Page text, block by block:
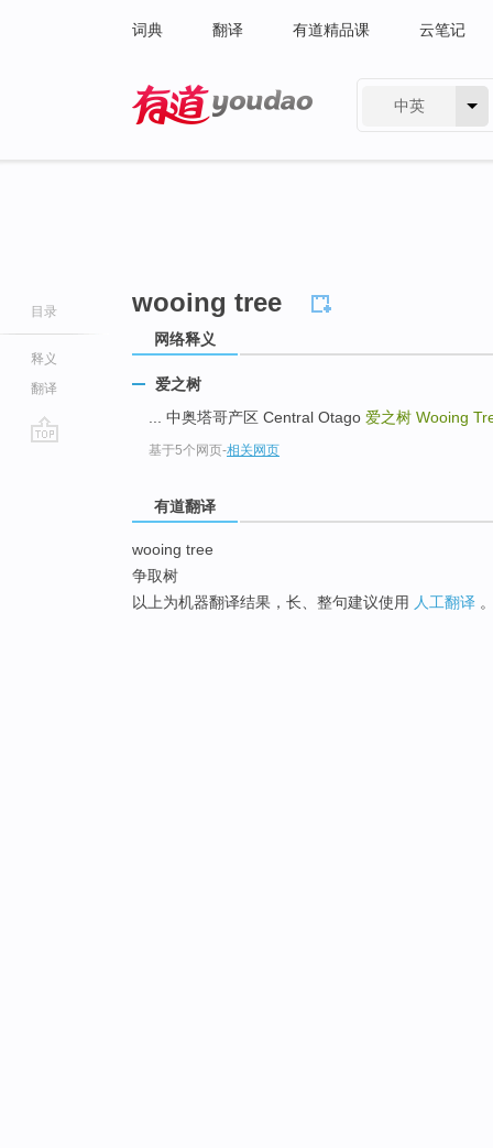
词典 翻译 有道精品课 云笔记
中英
目录
释义
翻译
wooing tree
网络释义
爱之树
... 中奥塔哥产区 Central Otago 爱之树 Wooing
基于5个网页-相关网页
有道翻译
wooing tree
争取树
以上为机器翻译结果，长、整句建议使用 人工翻译